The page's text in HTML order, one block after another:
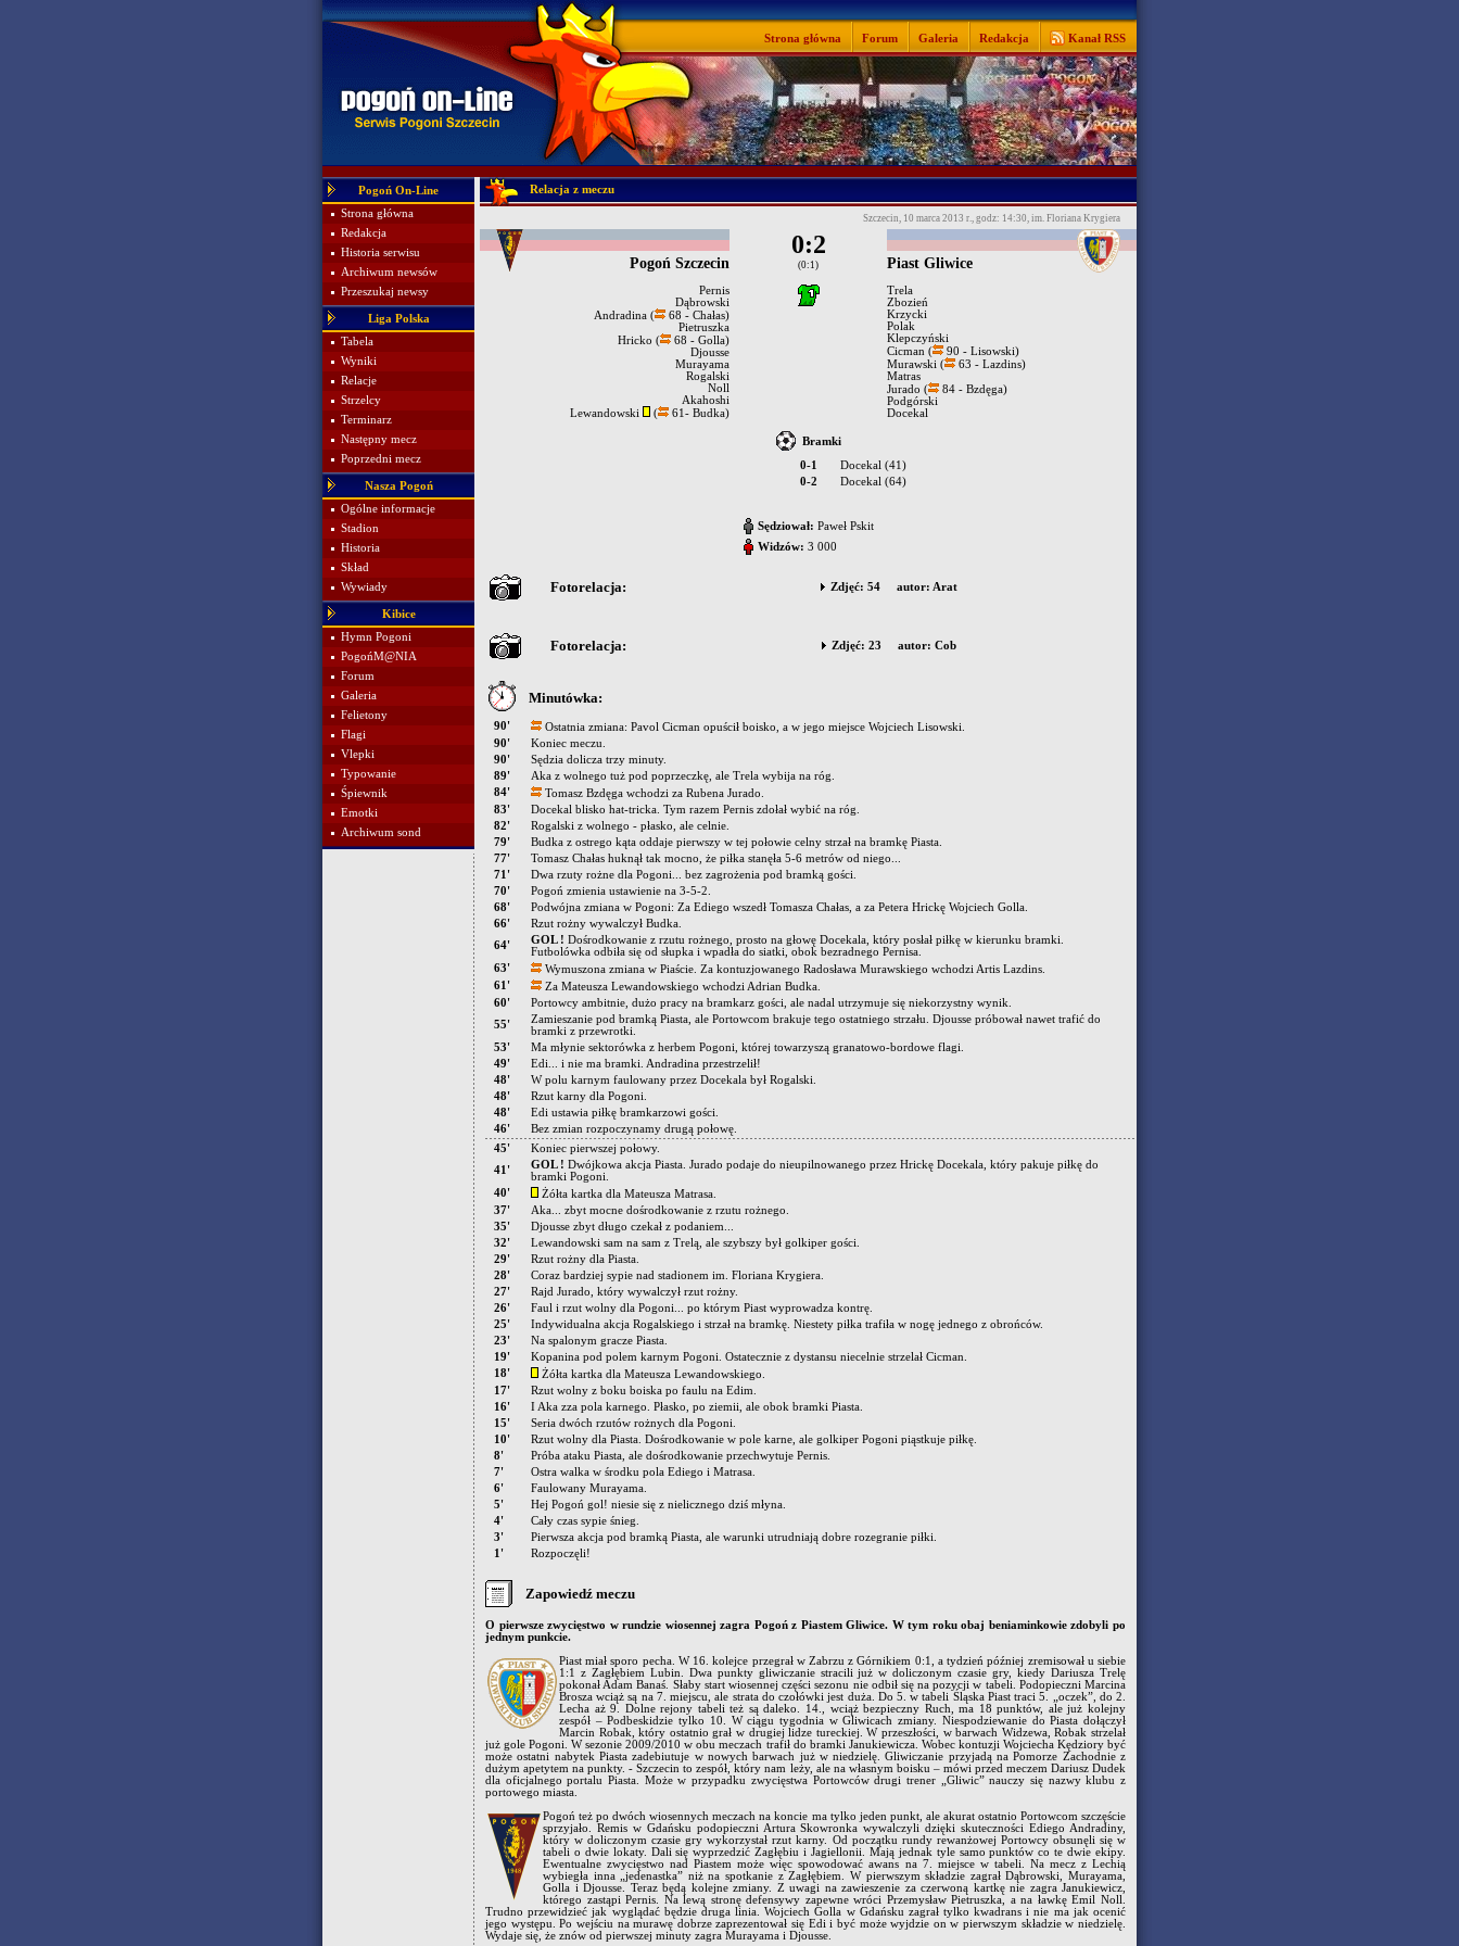
Strona główna Forum Galeria Redakcja Kanał RSS
Pogoń On-Line
Strona główna
Redakcja
Historia serwisu
Archiwum newsów
Przeszukaj newsy
Liga Polska
Tabela
Wyniki
Relacje
Strzelcy
Terminarz
Następny mecz
Poprzedni mecz
Nasza Pogoń
Ogólne informacje
Stadion
Historia
Skład
Wywiady
Kibice
Hymn Pogoni
PogońM@NIA
Forum
Galeria
Felietony
Flagi
Vlepki
Typowanie
Śpiewnik
Emotki
Archiwum sond
Relacja z meczu
Szczecin, 10 marca 2013 r., godz: 14:30, im. Floriana Krygiera
Pogoń Szczecin
0:2
(0:1) Piast Gliwice
Pernis
Dąbrowski
Andradina (
68 - Chałas)
Pietruszka
Hricko (
68 - Golla)
Djousse
Murayama
Rogalski
Noll
Akahoshi
Lewandowski
( 61- Budka)
Trela
Zbozień
Krzycki
Polak
Klepczyński
Cicman (
90 - Lisowski)
Murawski (
63 - Lazdins)
Matras
Jurado (
84 - Bzdęga)
Podgórski
Docekal
Bramki
0-1
Docekal (41)
0-2
Docekal (64)
Sędziował: Paweł Pskit
Widzów: 3 000
Fotorelacja: Zdjęć: 54 autor: Arat
Fotorelacja: Zdjęć: 23 autor: Cob
Minutówka:
90'
Ostatnia zmiana: Pavol Cicman opuścił boisko, a w jego miejsce Wojciech Lisowski.
90'
Koniec meczu.
90'
Sędzia dolicza trzy minuty.
89'
Aka z wolnego tuż pod poprzeczkę, ale Trela wybija na róg.
84'
Tomasz Bzdęga wchodzi za Rubena Jurado.
83'
Docekal blisko hat-tricka. Tym razem Pernis zdołał wybić na róg.
82'
Rogalski z wolnego - płasko, ale celnie.
79'
Budka z ostrego kąta oddaje pierwszy w tej połowie celny strzał na bramkę Piasta.
77'
Tomasz Chałas huknął tak mocno, że piłka stanęła 5-6 metrów od niego...
71'
Dwa rzuty rożne dla Pogoni... bez zagrożenia pod bramką gości.
70'
Pogoń zmienia ustawienie na 3-5-2.
68'
Podwójna zmiana w Pogoni: Za Ediego wszedł Tomasza Chałas, a za Petera Hrickę Wojciech Golla.
66'
Rzut rożny wywalczył Budka.
64'
GOL ! Dośrodkowanie z rzutu rożnego, prosto na głowę Docekala, który posłał piłkę w kierunku bramki.
Futbolówka odbiła się od słupka i wpadła do siatki, obok bezradnego Pernisa.
63'
Wymuszona zmiana w Piaście. Za kontuzjowanego Radosława Murawskiego wchodzi Artis Lazdins.
61'
Za Mateusza Lewandowskiego wchodzi Adrian Budka.
60'
Portowcy ambitnie, dużo pracy na bramkarz gości, ale nadal utrzymuje się niekorzystny wynik.
55'
Zamieszanie pod bramką Piasta, ale Portowcom brakuje tego ostatniego strzału. Djousse próbował nawet trafić do
bramki z przewrotki.
53'
Ma młynie sektorówka z herbem Pogoni, której towarzyszą granatowo-bordowe flagi.
49'
Edi... i nie ma bramki. Andradina przestrzelił!
48'
W polu karnym faulowany przez Docekala był Rogalski.
48'
Rzut karny dla Pogoni.
48'
Edi ustawia piłkę bramkarzowi gości.
46'
Bez zmian rozpoczynamy drugą połowę.
45'
Koniec pierwszej połowy.
41'
GOL ! Dwójkowa akcja Piasta. Jurado podaje do nieupilnowanego przez Hrickę Docekala, który pakuje piłkę do
bramki Pogoni.
40'
Żółta kartka dla Mateusza Matrasa.
37'
Aka... zbyt mocne dośrodkowanie z rzutu rożnego.
35'
Djousse zbyt długo czekał z podaniem...
32'
Lewandowski sam na sam z Trelą, ale szybszy był golkiper gości.
29'
Rzut rożny dla Piasta.
28'
Coraz bardziej sypie nad stadionem im. Floriana Krygiera.
27'
Rajd Jurado, który wywalczył rzut rożny.
26'
Faul i rzut wolny dla Pogoni... po którym Piast wyprowadza kontrę.
25'
Indywidualna akcja Rogalskiego i strzał na bramkę. Niestety piłka trafiła w nogę jednego z obrońców.
23'
Na spalonym gracze Piasta.
19'
Kopanina pod polem karnym Pogoni. Ostatecznie z dystansu niecelnie strzelał Cicman.
18'
Żółta kartka dla Mateusza Lewandowskiego.
17'
Rzut wolny z boku boiska po faulu na Edim.
16'
I Aka zza pola karnego. Płasko, po ziemii, ale obok bramki Piasta.
15'
Seria dwóch rzutów rożnych dla Pogoni.
10'
Rzut wolny dla Piasta. Dośrodkowanie w pole karne, ale golkiper Pogoni piąstkuje piłkę.
8'
Próba ataku Piasta, ale dośrodkowanie przechwytuje Pernis.
7'
Ostra walka w środku pola Ediego i Matrasa.
6'
Faulowany Murayama.
5'
Hej Pogoń gol! niesie się z nielicznego dziś młyna.
4'
Cały czas sypie śnieg.
3'
Pierwsza akcja pod bramką Piasta, ale warunki utrudniają dobre rozegranie piłki.
1'
Rozpoczęli!
Zapowiedź meczu
O pierwsze zwycięstwo w rundzie wiosennej zagra Pogoń z Piastem Gliwice. W tym roku obaj beniaminkowie zdobyli po
jednym punkcie.
Piast miał sporo pecha. W 16. kolejce przegrał w Zabrzu z Górnikiem 0:1, a tydzień później zremisował u siebie
1:1 z Zagłębiem Lubin. Dwa punkty gliwiczanie stracili już w doliczonym czasie gry, kiedy Dariusza Trelę
pokonał Adam Banaś. Słaby start wiosennej części sezonu nie odbił się na pozycji w tabeli. Podopieczni Marcina
Brosza wciąż są na 7. miejscu, ale strata do czołówki jest duża. Do 5. w tabeli Śląska Piast traci 5. „oczek”, do 2.
Lecha aż 9. Dolne rejony tabeli też są daleko. 14., wciąż bezpieczny Ruch, ma 18 punktów, ale już kolejny
zespół – Podbeskidzie tylko 10. W ciągu tygodnia w Gliwicach zmiany. Niespodziewanie do Piasta dołączył
Marcin Robak, który ostatnio grał w drugiej lidze tureckiej. W przeszłości, w barwach Widzewa, Robak strzelał
już gole Pogoni. W sezonie 2009/2010 w obu meczach trafił do bramki Janukiewicza. Wobec kontuzji Wojciecha Kędziory być
może ostatni nabytek Piasta zadebiutuje w nowych barwach już w niedzielę. Gliwiczanie przyjadą na Pomorze Zachodnie z
dużym apetytem na punkty. - Szczecin to zespół, który nam leży, ale na własnym boisku – mówi przed meczem Dariusz Dudek
dla oficjalnego portalu Piasta. Może w przypadku zwycięstwa Portowców drugi trener „Gliwic” nauczy się nazwy klubu z
portowego miasta.
Pogoń też po dwóch wiosennych meczach na koncie ma tylko jeden punkt, ale akurat ostatnio Portowcom szczęście
sprzyjało. Remis w Gdańsku podopieczni Artura Skowronka wywalczyli dzięki skuteczności Ediego Andradiny,
który w doliczonym czasie gry wykorzystał rzut karny. Od początku rundy rewanżowej Portowcy obsunęli się w
tabeli o dwie lokaty. Dali się wyprzedzić Zagłębiu i Jagiellonii. Mają jednak tyle samo punktów co te dwie ekipy.
Ewentualne zwycięstwo nad Piastem może więc spowodować awans na 7. miejsce w tabeli. Na mecz z Lechią
wybiegła inna „jedenastka” niż na spotkanie z Zagłębiem. W pierwszym składzie zagrał Dąbrowski, Murayama,
Golla i Djousse. Teraz będą kolejne zmiany. Z uwagi na zawieszenie za czerwoną kartkę nie zagra Janukiewicz,
którego zastąpi Pernis. Na lewą stronę defensywy zapewne wróci Przemysław Pietruszka, a na ławkę Emil Noll.
Trudno przewidzieć jak wyglądać będzie druga linia. Wojciech Golla w Gdańsku zagrał tylko kwadrans i nie ma jak ocenić
jego występu. Po wejściu na murawę dobrze zaprezentował się Edi i być może wyjdzie on w pierwszym składzie w niedzielę.
Wydaje się, że znów od pierwszej minuty zagra Murayama i Djousse.